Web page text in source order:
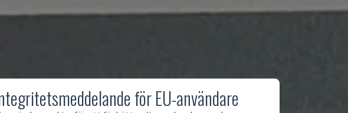
för EU-användare